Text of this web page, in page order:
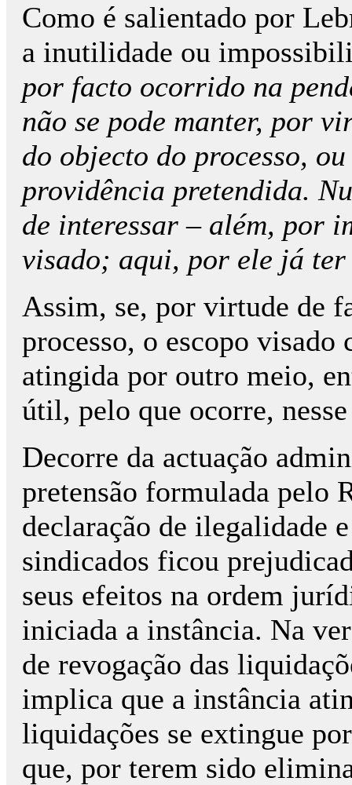
Como é salientado por
a inutilidade ou
por facto ocorrido na
não se pode manter, por
do objecto do processo,
providência pretendida.
de interessar – além, por
visado; aqui, por ele já
Assim, se, por virtude de
processo, o escopo
atingida por outro meio,
útil, pelo que ocorre,
Decorre da actuação
pretensão formulada pelo
declaração de ilegalidade
sindicados ficou
seus efeitos na ordem
iniciada a instância. Na
de revogação das
implica que a instância
liquidações se extingue
que, por terem sido